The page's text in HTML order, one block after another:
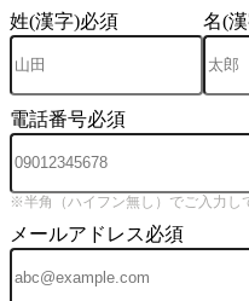
姓(漢字)必須 名(
電話番号必須
※半角（ハイフン無し）でご入力し
メールアドレス必須